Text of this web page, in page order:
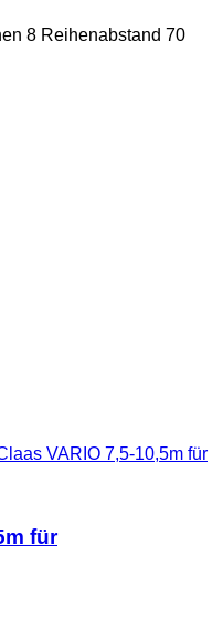
8 Reihenabstand 70
VARIO 7,5-10,5m für
für